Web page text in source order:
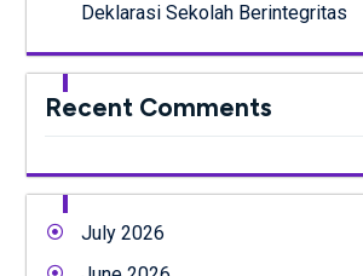
Deklarasi Sekolah Berintegritas
Recent Comments
July 2026